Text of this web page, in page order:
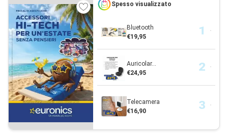
Spesso visualizzato
Bluetooth
€19,95
Auricolar...
€24,95
Telecamera
€16,90